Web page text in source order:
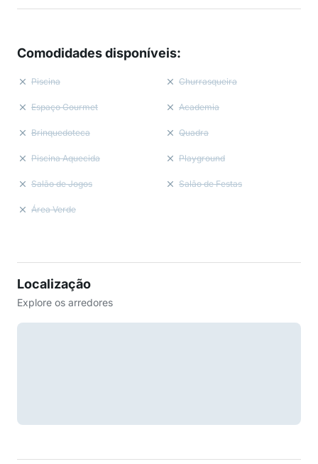
Comodidades disponíveis:
Piscina Churrasqueira
Espaço Gourmet Academia
Brinquedoteca Quadra
Piscina Aquecida Playground
Salão de Jogos Salão de Festas
Área Verde
Localização
Explore os arredores